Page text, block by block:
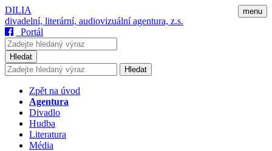
menu
DILIA
divadelní, literární, audiovizuální agentura, z.s.
Portál
Hledat
Hledat
Zpět na úvod
Agentura
Divadlo
Hudba
Literatura
Média